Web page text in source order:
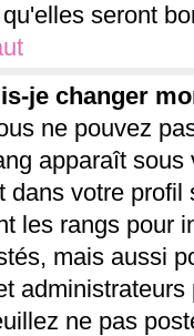
seront
je changer
ne pouvez
apparaît
dans votre
les rangs pour
mais aussi
ne pas